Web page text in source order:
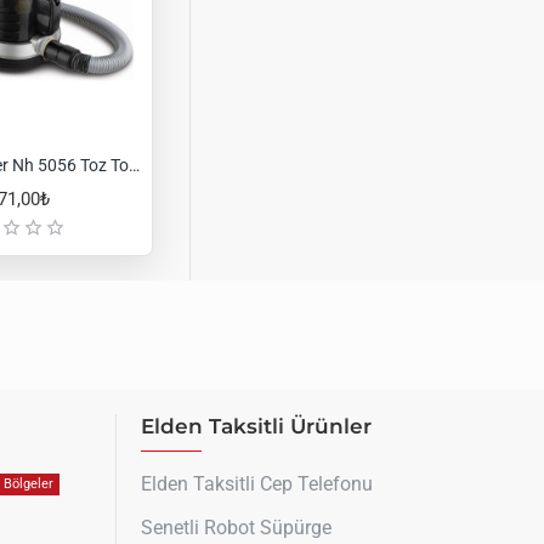
Fakir Freelander Nh 5056 Toz Torbasız Elektrikli Süpürge Silver Stone
Bölgeler
Elden Taksitli Ürünler
Elden Taksitli Cep Telefonu
Senetli Robot Süpürge